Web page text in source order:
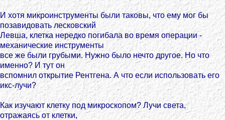
И хотя микроинструменты были таковы, что ему мог бы
позавидовать лесковский
Левша, клетка нередко погибала во время операции -
механические инструменты
все же были грубыми. Нужно было нечто другое. Но что
именно? И тут он
вспомнил открытие Рентгена. А что если использовать его
икс-лучи?
Как изучают клетку под микроскопом? Лучи света,
отражаясь от клетки,